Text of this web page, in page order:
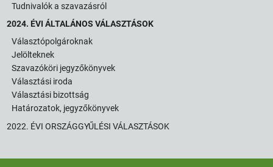
Tudnivalók a szavazásról
2024. ÉVI ÁLTALÁNOS VÁLASZTÁSOK
Választópolgároknak
Jelölteknek
Szavazóköri jegyzőkönyvek
Választási iroda
Választási bizottság
Határozatok, jegyzőkönyvek
2022. ÉVI ORSZÁGGYŰLÉSI VÁLASZTÁSOK